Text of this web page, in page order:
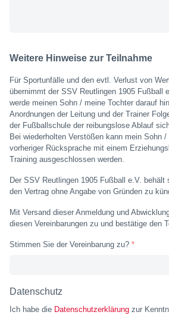
Weitere Hinweise zur Teilnahme
Für Sportunfälle und den evtl. Verlust von
übernimmt der SSV Reutlingen 1905 Fußball
werde meinen Sohn / meine Tochter darauf
Anordnungen der Leitung und der Trainer
der Fußballschule der reibungslose Ablauf
Bei wiederholten Verstößen kann mein Sohn
vorheriger Rücksprache mit einem
Training ausgeschlossen werden.
Der SSV Reutlingen 1905 Fußball e.V. behält
den Vertrag ohne Angabe von Gründen zu
Mit Versand dieser Anmeldung und
diesen Vereinbarungen zu und bestätige den
Stimmen Sie der Vereinbarung zu?
Datenschutz
Ich habe die Datenschutzerklärung zur